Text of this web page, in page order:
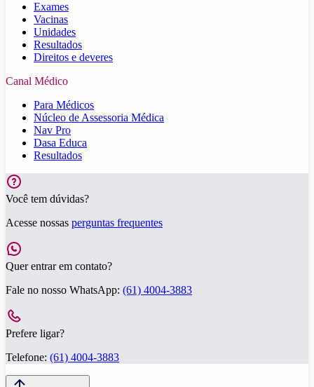
Exames
Vacinas
Unidades
Resultados
Direitos e deveres
Canal Médico
Para Médicos
Núcleo de Assessoria Médica
Nav Pro
Dasa Educa
Resultados
Você tem dúvidas?
Acesse nossas perguntas frequentes
Quer entrar em contato?
Fale no nosso WhatsApp: (61) 4004-3883
Prefere ligar?
Telefone: (61) 4004-3883